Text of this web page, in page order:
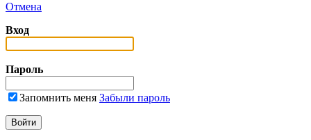
Отмена
Вход
Пароль
Запомнить меня Забыли пароль